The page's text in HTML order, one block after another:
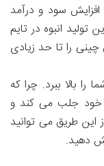
افزایش سود و درآمد
تولید انبوه در تایم
چینی را تا حد زیادی
بالا ببرد. چرا که
خود جلب می کند و
طریق می توانید
دهید.